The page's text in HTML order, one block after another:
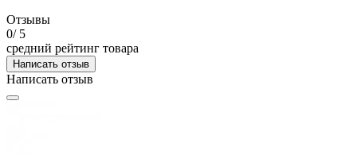
Отзывы
0/ 5
средний рейтинг товара
Написать отзыв
Написать отзыв